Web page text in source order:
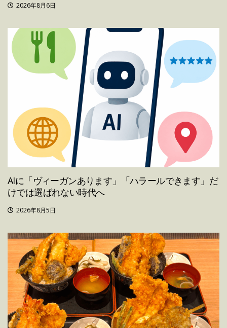
2026年8月6日
AIに「ヴィーガンあります」「ハラールできます」だ
けでは選ばれない時代へ
2026年8月5日